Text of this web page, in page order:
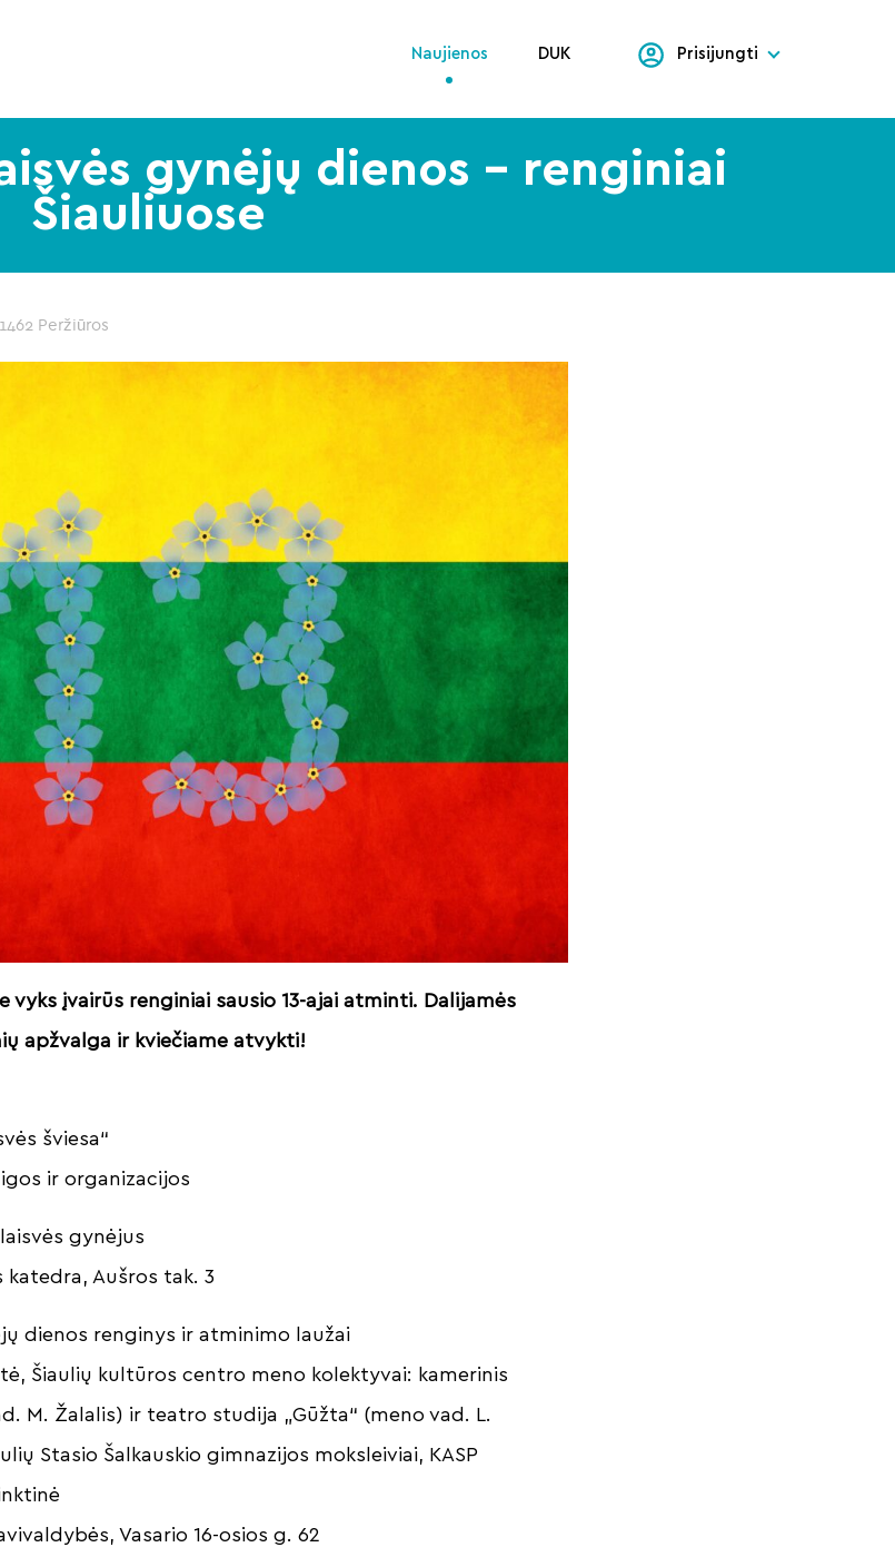
Naujienos DUK Prisijungti
gynėjų dienos – renginiai
Šiauliuose
1462 Peržiūros
vyks įvairūs renginiai sausio 13-ajai atminti. Dalijamės
apžvalga ir kviečiame atvykti!
šviesa“
ir organizacijos
gynėjus
katedra, Aušros tak. 3
dienos renginys ir atminimo laužai
Šiaulių kultūros centro meno kolektyvai: kamerinis
M. Žalalis) ir teatro studija „Gūžta“ (meno vad. L.
Stasio Šalkauskio gimnazijos moksleiviai, KASP
Vasario 16-osios g. 62